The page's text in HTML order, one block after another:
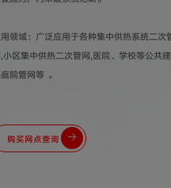
领域：广泛应用于各种集中供热系统二
小区集中供热二次管网,医院、学校等公共
院管网等 。
购买网点查询